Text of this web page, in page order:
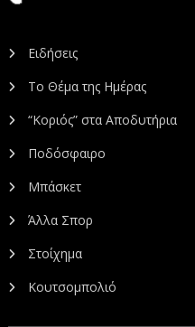
Ειδήσεις
Το Θέμα της Ημέρας
“Κοριός” στα Αποδυτήρια
Ποδόσφαιρο
Μπάσκετ
Άλλα Σπορ
Στοίχημα
Κουτσομπολιό